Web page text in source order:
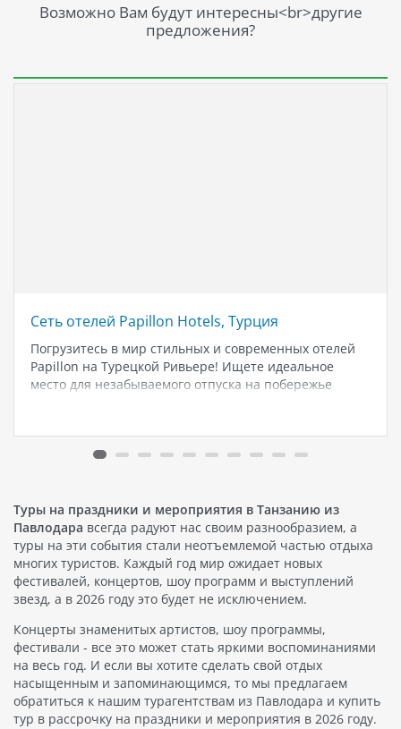
Возможно Вам будут интересны<br>другие
предложения?
Сеть отелей Papillon Hotels, Tурция
Погрузитесь в мир стильных и современных отелей
Papillon на Турецкой Ривьере! Ищете идеальное
место для незабываемого отпуска на побережье
Papillon, расположенных на золотистых пляжах
города Белек. Ставшая…
Туры на праздники и мероприятия в Танзанию из
Павлодара всегда радуют нас своим разнообразием, а
туры на эти события стали неотъемлемой частью отдыха
многих туристов. Каждый год мир ожидает новых
фестивалей, концертов, шоу программ и выступлений
звезд, а в 2026 году это будет не исключением.
Концерты знаменитых артистов, шоу программы,
фестивали - все это может стать яркими воспоминаниями
на весь год. И если вы хотите сделать свой отдых
насыщенным и запоминающимся, то мы предлагаем
обратиться к нашим турагентствам из Павлодара и купить
тур в рассрочку на праздники и мероприятия в 2026 году.